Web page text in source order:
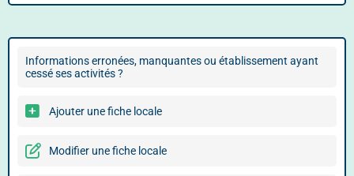
Informations erronées, manquantes ou établissement ayant
cessé ses activités ?
Ajouter une fiche locale
Modifier une fiche locale